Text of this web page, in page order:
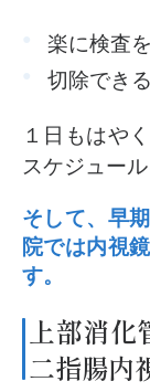
楽に検査
切除でき
１日もはや
スケジュー
そして、早
院では内視
す。
上部消
二指腸内